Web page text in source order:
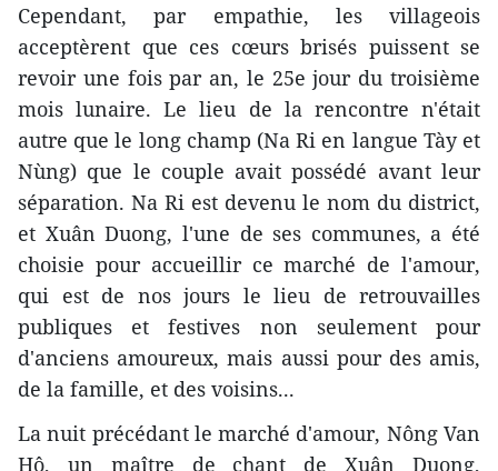
Cependant, par empathie, les villageois
acceptèrent que ces cœurs brisés puissent se
revoir une fois par an, le 25e jour du troisième
mois lunaire. Le lieu de la rencontre n'était
autre que le long champ (Na Ri en langue Tày et
Nùng) que le couple avait possédé avant leur
séparation. Na Ri est devenu le nom du district,
et Xuân Duong, l'une de ses communes, a été
choisie pour accueillir ce marché de l'amour,
qui est de nos jours le lieu de retrouvailles
publiques et festives non seulement pour
d'anciens amoureux, mais aussi pour des amis,
de la famille, et des voisins...
La nuit précédant le marché d'amour, Nông Van
Hô, un maître de chant de Xuân Duong,